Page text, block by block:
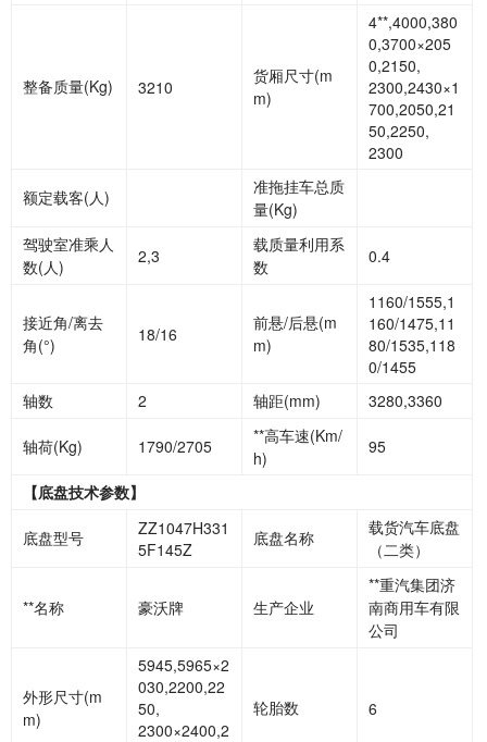
整备质量(Kg) 3210
货厢尺寸(m
m)
4**,4000,380
0,3700×205
0,2150,
2300,2430×1
700,2050,21
50,2250,
2300
额定载客(人)
准拖挂车总质
量(Kg)
驾驶室准乘人
数(人) 2,3
载质量利用系
数
0.4
接近角/离去
角(°)
18/16
前悬/后悬(m
m)
1160/1555,1
160/1475,11
80/1535,118
0/1455
轴数
2 轴距(mm) 3280,3360
轴荷(Kg) 1790/2705 **高车速(Km/
h)
95
【底盘技术参数】
底盘型号
ZZ1047H331
5F145Z
底盘名称
载货汽车底盘
（二类）
**名称 豪沃牌 生产企业
**重汽集团济
南商用车有限
公司
外形尺寸(m
m)
5945,5965×2
030,2200,22
50,
2300×2400,2
轮胎数 6